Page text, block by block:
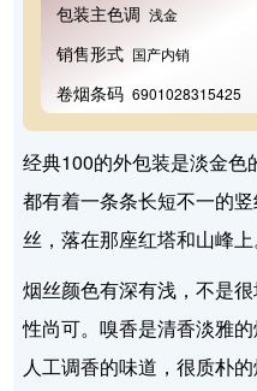
包装主色调 浅金
销售形式 国产内销
卷烟条码 6901028315425
经典100的外包装是淡金
都有着一条条长短不一的
丝，落在那座红塔和山峰上
烟丝颜色有深有浅，不是
性尚可。嗅香是清香淡雅
人工调香的味道，很质朴的